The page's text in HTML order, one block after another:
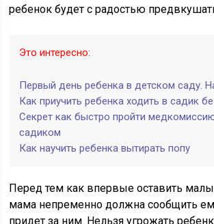
ребенок будет с радостью
Это интересно:
Первый день ребенка в детском саду.
Как приучить ребенка ходить в садик
Секрет как быстро пройти
садиком
Как научить ребенка вытирать попу
Перед тем как впервые оставить
мама непременно должна сообщить
придет за ним. Нельзя угрожать